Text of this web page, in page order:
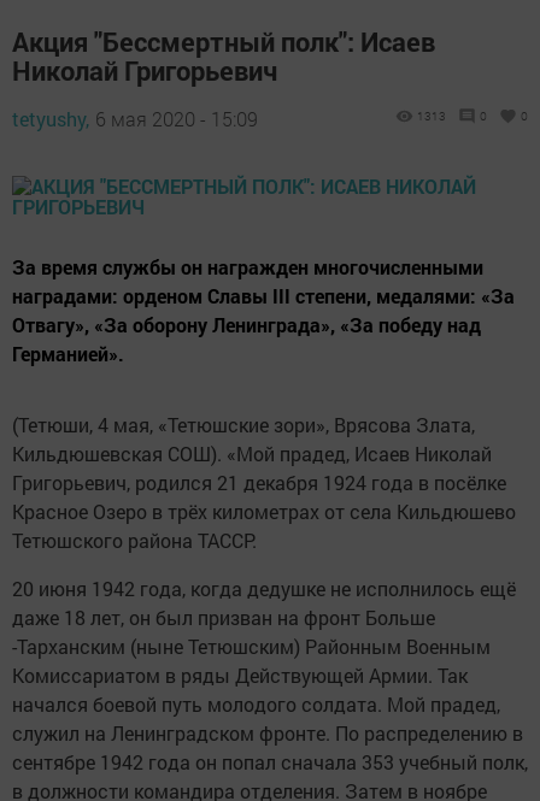
Акция "Бессмертный полк": Исаев
Николай Григорьевич
tetyushy, 6 мая 2020 - 15:09 1313 0 0
За время службы он награжден многочисленными
наградами: орденом Славы III степени, медалями: «За
Отвагу», «За оборону Ленинграда», «За победу над
Германией».
(Тетюши, 4 мая, «Тетюшские зори», Врясова Злата,
Кильдюшевская СОШ). «Мой прадед, Исаев Николай
Григорьевич, родился 21 декабря 1924 года в посёлке
Красное Озеро в трёх километрах от села Кильдюшево
Тетюшского района ТАССР.
20 июня 1942 года, когда дедушке не исполнилось ещё
даже 18 лет, он был призван на фронт Больше
-Тарханским (ныне Тетюшским) Районным Военным
Комиссариатом в ряды Действующей Армии. Так
начался боевой путь молодого солдата. Мой прадед,
служил на Ленинградском фронте. По распределению в
сентябре 1942 года он попал сначала 353 учебный полк,
в должности командира отделения. Затем в ноябре